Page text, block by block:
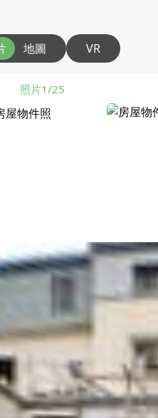
地圖 VR
照片1/25